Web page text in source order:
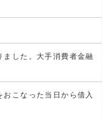
した。大手消費者金融
こなった当日から借入